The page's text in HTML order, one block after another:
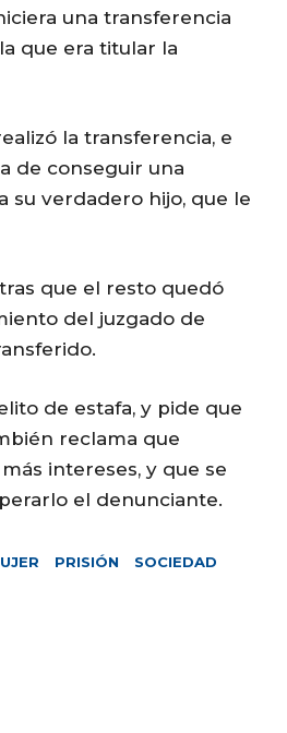
una transferencia
que era titular la
la transferencia, e
de conseguir una
su verdadero hijo, que le
que el resto quedó
del juzgado de
de estafa, y pide que
reclama que
intereses, y que se
el denunciante.
PRISIÓN
SOCIEDAD